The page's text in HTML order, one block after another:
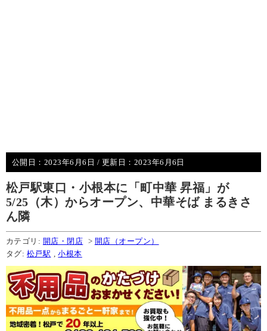
公開日： 2023年6月6日 / 更新日： 2023年6月6日
松戸駅東口・小根本に「町中華 昇福」が
5/25（木）からオープン、中華そば まるきさ
ん隣
カテゴリ: 開店・閉店 > 開店（オープン）
タグ: 松戸駅 ,小根本